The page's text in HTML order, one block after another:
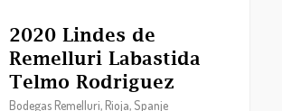
2020 Lindes de
Remelluri Labastida
Telmo Rodriguez
Bodegas Remelluri, Rioja, Spanje